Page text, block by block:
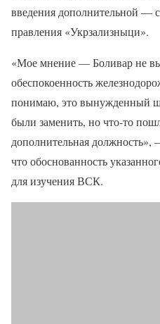
введения дополнительной —
правления «Укрзализныци».
«Мое мнение — Боливар не
обеспокоенность
понимаю, это вынужденный
были заменить, но что-то
дополнительная
что обоснованность
для изучения ВСК.